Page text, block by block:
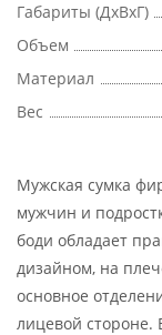
Габариты (ДхВхГ)
Объем
Материал
Вес
Мужская сумка
мужчин и
боди обладает
дизайном, на
основное
лицевой стороне.